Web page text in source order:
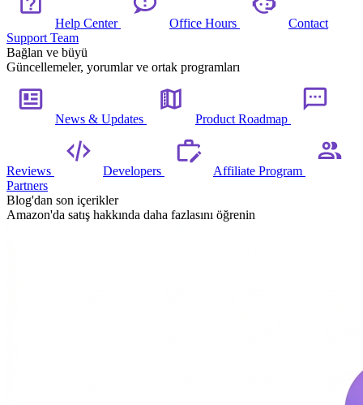
Help Center Office Hours
Contact
Support Team
Bağlan ve büyü
Güncellemeler, yorumlar ve ortak programları
News & Updates Product Roadmap
Reviews Developers
Affiliate Program
Partners
Blog'dan son içerikler
Amazon'da satış hakkında daha fazlasını öğrenin